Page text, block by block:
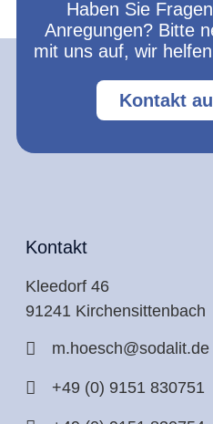
Haben Sie
Anregungen? Bitte
mit uns auf, wir
Kontakt
Kontakt
Kleedorf 46
91241 Kirchensittenbach
m.hoesch@sodalit.de
+49 (0) 9151 830751